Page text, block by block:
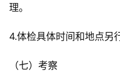
理。
4.体检具体时间和地点另
（七）考察